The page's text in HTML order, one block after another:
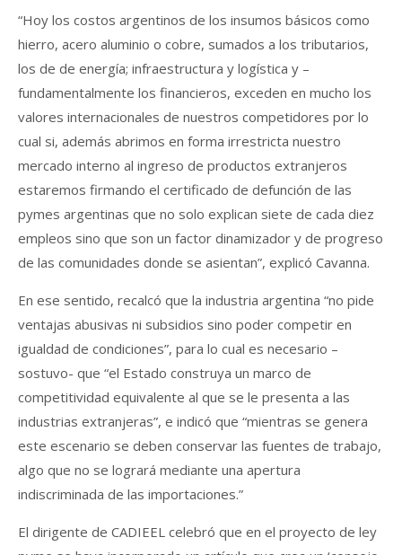
“Hoy los costos argentinos de los insumos básicos como
hierro, acero aluminio o cobre, sumados a los tributarios,
los de de energía; infraestructura y logística y –
fundamentalmente los financieros, exceden en mucho los
valores internacionales de nuestros competidores por lo
cual si, además abrimos en forma irrestricta nuestro
mercado interno al ingreso de productos extranjeros
estaremos firmando el certificado de defunción de las
pymes argentinas que no solo explican siete de cada diez
empleos sino que son un factor dinamizador y de progreso
de las comunidades donde se asientan”, explicó Cavanna.
En ese sentido, recalcó que la industria argentina “no pide
ventajas abusivas ni subsidios sino poder competir en
igualdad de condiciones”, para lo cual es necesario –
sostuvo- que “el Estado construya un marco de
competitividad equivalente al que se le presenta a las
industrias extranjeras”, e indicó que “mientras se genera
este escenario se deben conservar las fuentes de trabajo,
algo que no se logrará mediante una apertura
indiscriminada de las importaciones.”
El dirigente de CADIEEL celebró que en el proyecto de ley